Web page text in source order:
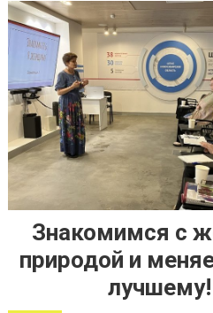
Знакомимся с
природой и
лучшему!